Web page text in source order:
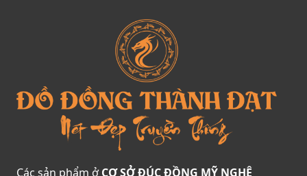
Các sản phẩm ởCƠ SỞ ĐÚC ĐỒNG MỸ NGHỆ